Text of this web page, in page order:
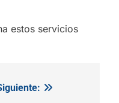
estos servicios